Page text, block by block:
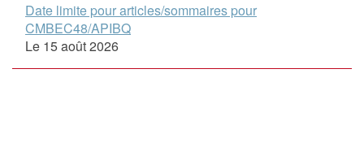
Date limite pour articles/sommaires pour
CMBEC48/APIBQ
Le 15 août 2026